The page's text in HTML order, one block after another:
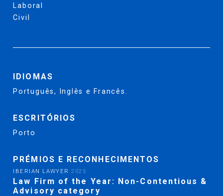
Laboral
Civil
IDIOMAS
Português, Inglês e Francês.
ESCRITÓRIOS
Porto
PRÉMIOS E RECONHECIMENTOS
IBERIAN LAWYER2025
Law Firm of the Year: Non-Contentious &
Advisory category